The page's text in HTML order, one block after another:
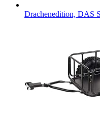
Drachenedition, DAS